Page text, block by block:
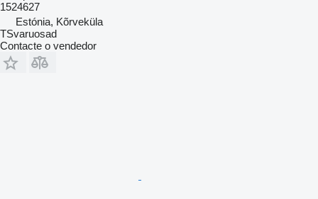
1524627
Estónia, Kõrveküla
TSvaruosad
Contacte o vendedor